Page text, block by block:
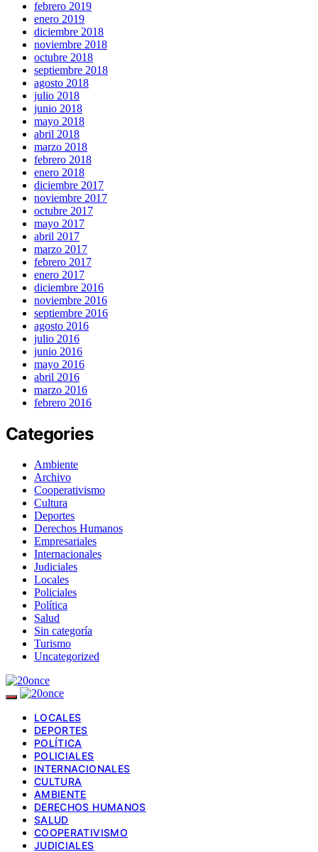
febrero 2019
enero 2019
diciembre 2018
noviembre 2018
octubre 2018
septiembre 2018
agosto 2018
julio 2018
junio 2018
mayo 2018
abril 2018
marzo 2018
febrero 2018
enero 2018
diciembre 2017
noviembre 2017
octubre 2017
mayo 2017
abril 2017
marzo 2017
febrero 2017
enero 2017
diciembre 2016
noviembre 2016
septiembre 2016
agosto 2016
julio 2016
junio 2016
mayo 2016
abril 2016
marzo 2016
febrero 2016
Categories
Ambiente
Archivo
Cooperativismo
Cultura
Deportes
Derechos Humanos
Empresariales
Internacionales
Judiciales
Locales
Policiales
Política
Salud
Sin categoría
Turismo
Uncategorized
LOCALES
DEPORTES
POLÍTICA
POLICIALES
INTERNACIONALES
CULTURA
AMBIENTE
DERECHOS HUMANOS
SALUD
COOPERATIVISMO
JUDICIALES